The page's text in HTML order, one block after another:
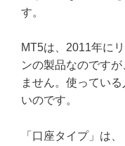
す。
MT5は、2011年に
ンの製品なのです
ません。使ってい
いのです。
「口座タイプ」は、